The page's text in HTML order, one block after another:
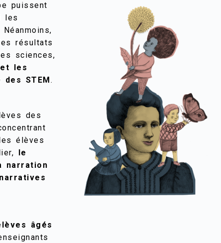
puissent
les
Néanmoins,
résultats
sciences,
les
STEM.
des
élèves
le
narration
âgés